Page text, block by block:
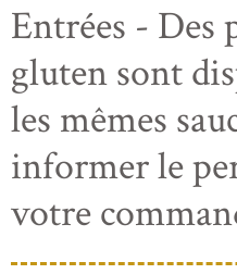
Entrées - Des
gluten sont
les mêmes
informer le
votre